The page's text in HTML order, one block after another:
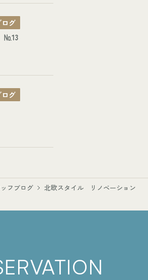
グ
№13
グ
フブログ
北欧スタイル リノベーション